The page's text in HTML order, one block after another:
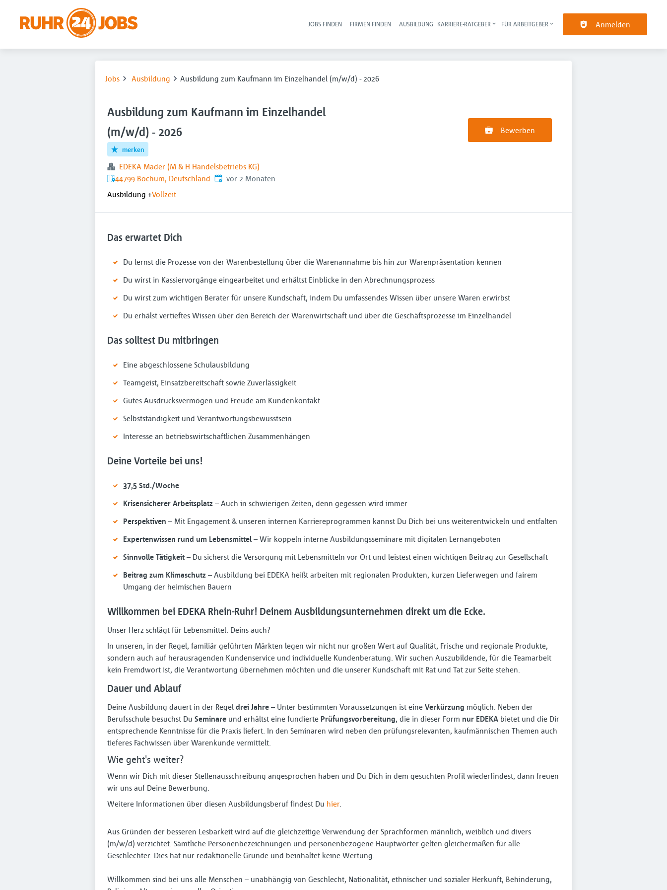
Haupt-Navigation
JOBS FINDEN FIRMEN FINDEN AUSBILDUNG KARRIERE-RATGEBER FÜR ARBEITGEBER Anmelden
Jobs Ausbildung Ausbildung zum Kaufmann im Einzelhandel (m/w/d) - 2026
Ausbildung zum Kaufmann im Einzelhandel
(m/w/d) - 2026
merken
EDEKA Mader (M & H Handelsbetriebs KG)
44799 Bochum, Deutschland Veröffentlicht:
vor 2 Monaten
Ausbildung +Vollzeit
Bewerben
Das erwartet Dich
Du lernst die Prozesse von der Warenbestellung über die Warenannahme bis hin zur Warenpräsentation kennen
Du wirst in Kassiervorgänge eingearbeitet und erhältst Einblicke in den Abrechnungsprozess
Du wirst zum wichtigen Berater für unsere Kundschaft, indem Du umfassendes Wissen über unsere Waren erwirbst
Du erhälst vertieftes Wissen über den Bereich der Warenwirtschaft und über die Geschäftsprozesse im Einzelhandel
Das solltest Du mitbringen
Eine abgeschlossene Schulausbildung
Teamgeist, Einsatzbereitschaft sowie Zuverlässigkeit
Gutes Ausdrucksvermögen und Freude am Kundenkontakt
Selbstständigkeit und Verantwortungsbewusstsein
Interesse an betriebswirtschaftlichen Zusammenhängen
Deine Vorteile bei uns!
37,5 Std./Woche
Krisensicherer Arbeitsplatz – Auch in schwierigen Zeiten, denn gegessen wird immer
Perspektiven – Mit Engagement & unseren internen Karriereprogrammen kannst Du Dich bei uns weiterentwickeln und entfalten
Expertenwissen rund um Lebensmittel – Wir koppeln interne Ausbildungsseminare mit digitalen Lernangeboten
Sinnvolle Tätigkeit – Du sicherst die Versorgung mit Lebensmitteln vor Ort und leistest einen wichtigen Beitrag zur Gesellschaft
Beitrag zum Klimaschutz – Ausbildung bei EDEKA heißt arbeiten mit regionalen Produkten, kurzen Lieferwegen und fairem
Umgang der heimischen Bauern
Willkommen bei EDEKA Rhein-Ruhr! Deinem Ausbildungsunternehmen direkt um die Ecke.
Unser Herz schlägt für Lebensmittel. Deins auch?
In unseren, in der Regel, familiär geführten Märkten legen wir nicht nur großen Wert auf Qualität, Frische und regionale Produkte,
sondern auch auf herausragenden Kundenservice und individuelle Kundenberatung. Wir suchen Auszubildende, für die Teamarbeit
kein Fremdwort ist, die Verantwortung übernehmen möchten und die unserer Kundschaft mit Rat und Tat zur Seite stehen.
Dauer und Ablauf
Deine Ausbildung dauert in der Regel drei Jahre – Unter bestimmten Voraussetzungen ist eine Verkürzung möglich. Neben der
Berufsschule besuchst Du Seminare und erhältst eine fundierte Prüfungsvorbereitung, die in dieser Form nur EDEKA bietet und die Dir
entsprechende Kenntnisse für die Praxis liefert. In den Seminaren wird neben den prüfungsrelevanten, kaufmännischen Themen auch
tieferes Fachwissen über Warenkunde vermittelt.
Wie geht's weiter?
Wenn wir Dich mit dieser Stellenausschreibung angesprochen haben und Du Dich in dem gesuchten Profil wiederfindest, dann freuen
wir uns auf Deine Bewerbung.
Weitere Informationen über diesen Ausbildungsberuf findest Du hier.
Aus Gründen der besseren Lesbarkeit wird auf die gleichzeitige Verwendung der Sprachformen männlich, weiblich und divers
(m/w/d) verzichtet. Sämtliche Personenbezeichnungen und personenbezogene Hauptwörter gelten gleichermaßen für alle
Geschlechter. Dies hat nur redaktionelle Gründe und beinhaltet keine Wertung.
Willkommen sind bei uns alle Menschen – unabhängig von Geschlecht, Nationalität, ethnischer und sozialer Herkunft, Behinderung,